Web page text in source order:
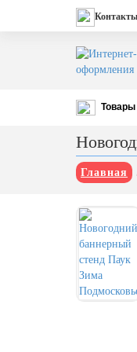
Контакты
Товары
День
августа)
22 августа,
флага РФ
День
Главная